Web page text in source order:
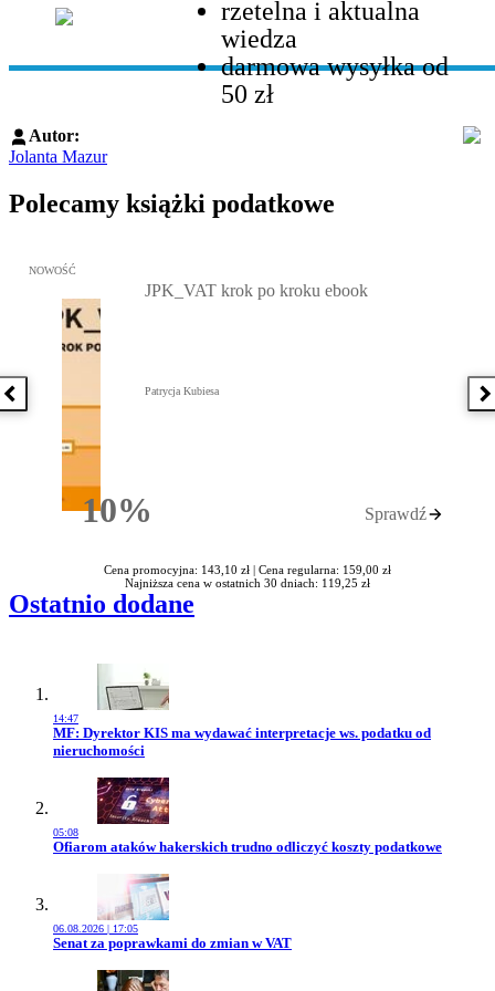
rzetelna i aktualna
wiedza
darmowa wysyłka od
50 zł
Autor:
Jolanta Mazur
Polecamy książki podatkowe
Poprzednia książka
Przejdź do: JPK_VAT krok po kroku ebook, Patrycja Kubiesa -
NOWOŚĆ
10%Rabatu
JPK_VAT krok po kroku ebook
Patrycja Kubiesa
Sprawdź
Cena promocyjna: 143,10 zł | Cena regularna: 159,00 zł
Najniższa cena w ostatnich 30 dniach: 119,25 zł
Ostatnio dodane
14:47
Przejdź do artykułu:
MF: Dyrektor KIS ma wydawać interpretacje ws. podatku od
nieruchomości
05:08
Przejdź do artykułu:
Ofiarom ataków hakerskich trudno odliczyć koszty podatkowe
06.08.2026 | 17:05
Przejdź do artykułu:
Senat za poprawkami do zmian w VAT